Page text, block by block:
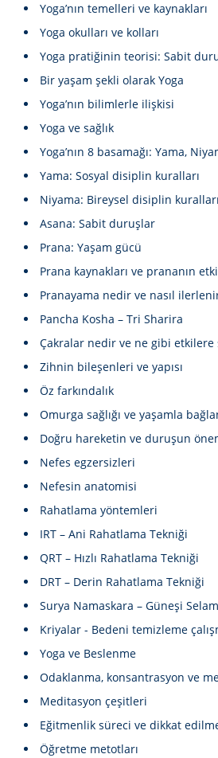
Yoga’nın temelleri ve kaynakları
Yoga okulları ve kolları
Yoga pratiğinin teorisi: Sabit
Bir yaşam şekli olarak Yoga
Yoga’nın bilimlerle ilişkisi
Yoga ve sağlık
Yoga’nın 8 basamağı: Yama,
Yama: Sosyal disiplin kuralları
Niyama: Bireysel disiplin kuralları
Asana: Sabit duruşlar
Prana: Yaşam gücü
Prana kaynakları ve prananın
Pranayama nedir ve nasıl
Pancha Kosha – Tri Sharira
Çakralar nedir ve ne gibi etkilere
Zihnin bileşenleri ve yapısı
Öz farkındalık
Omurga sağlığı ve yaşamla
Doğru hareketin ve duruşun
Nefes egzersizleri
Nefesin anatomisi
Rahatlama yöntemleri
IRT – Ani Rahatlama Tekniği
QRT – Hızlı Rahatlama Tekniği
DRT – Derin Rahatlama Tekniği
Surya Namaskara – Güneşi
Kriyalar - Bedeni temizleme
Yoga ve Beslenme
Odaklanma, konsantrasyon ve
Meditasyon çeşitleri
Eğitmenlik süreci ve dikkat
Öğretme metotları